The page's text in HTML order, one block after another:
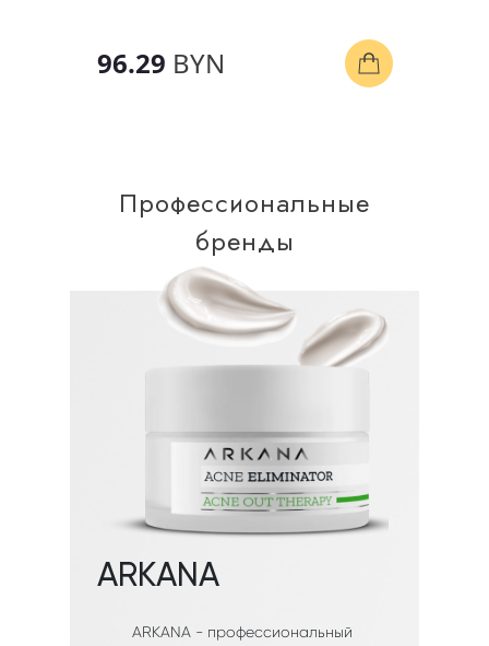
96.29 BYN
Профессиональные
бренды